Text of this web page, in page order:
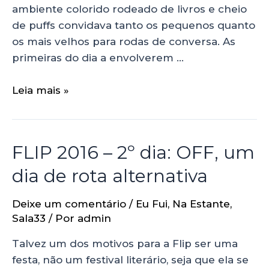
ambiente colorido rodeado de livros e cheio
de puffs convidava tanto os pequenos quanto
os mais velhos para rodas de conversa. As
primeiras do dia a envolverem …
Leia mais »
FLIP 2016 – 2º dia: OFF, um
dia de rota alternativa
Deixe um comentário / Eu Fui, Na Estante,
Sala33 / Por admin
Talvez um dos motivos para a Flip ser uma
festa, não um festival literário, seja que ela se